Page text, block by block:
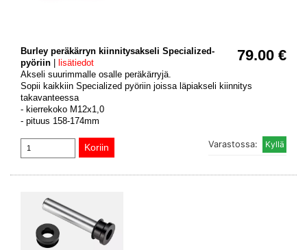
79.00 €
Burley peräkärryn kiinnitysakseli Specialized-
pyöriin
lisätiedot
Akseli suurimmalle osalle peräkärryjä.
Sopii kaikkiin Specialized pyöriin joissa läpiakseli kiinnitys
takavanteessa
- kierrekoko M12x1,0
- pituus 158-174mm
Varastossa: